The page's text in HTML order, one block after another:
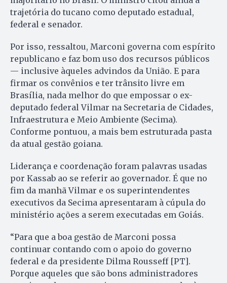
trajetória do tucano como deputado estadual,
federal e senador.
Por isso, ressaltou, Marconi governa com espírito
republicano e faz bom uso dos recursos públicos
— inclusive àqueles advindos da União. E para
firmar os convênios e ter trânsito livre em
Brasília, nada melhor do que empossar o ex-
deputado federal Vilmar na Secretaria de Cidades,
Infraestrutura e Meio Ambiente (Secima).
Conforme pontuou, a mais bem estruturada pasta
da atual gestão goiana.
Liderança e coordenação foram palavras usadas
por Kassab ao se referir ao governador. É que no
fim da manhã Vilmar e os superintendentes
executivos da Secima apresentaram à cúpula do
ministério ações a serem executadas em Goiás.
“Para que a boa gestão de Marconi possa
continuar contando com o apoio do governo
federal e da presidente Dilma Rousseff [PT].
Porque aqueles que são bons administradores